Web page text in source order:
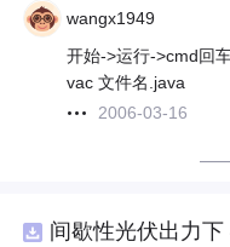
wangx1949
开始->运行->cmd回
vac 文件名.java
2006-03-16